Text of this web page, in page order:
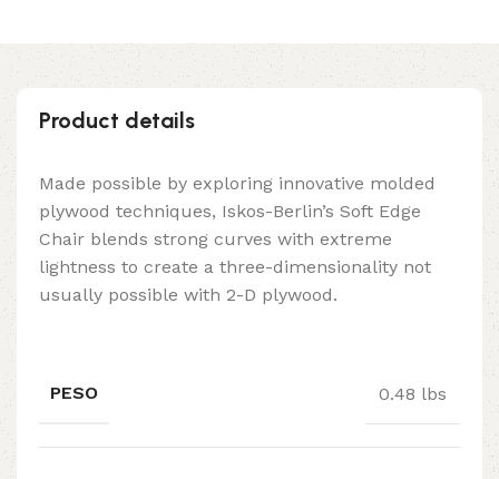
Product details
Made possible by exploring innovative molded
plywood techniques, Iskos-Berlin’s Soft Edge
Chair blends strong curves with extreme
lightness to create a three-dimensionality not
usually possible with 2-D plywood.
PESO 0.48 lbs